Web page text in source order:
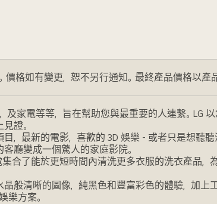
格如有變更，恕不另行通知。最終產品價格以產
家電等等，旨在幫助您與最重要的人連繫。LG
證。
，最新的電影，喜歡的 3D 娛樂 - 或者只是想
廳變成一個驚人的家庭影院。
合了能於更短時間內清洗更多衣服的洗衣產品
般清晰的圖像，純黑色和豐富彩色的體驗，加
樂方案。